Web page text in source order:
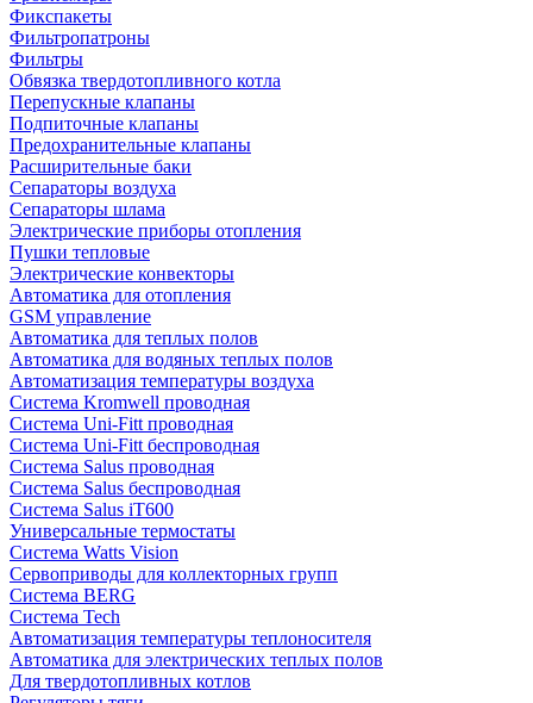
Фикспакеты
Фильтропатроны
Фильтры
Обвязка твердотопливного котла
Перепускные клапаны
Подпиточные клапаны
Предохранительные клапаны
Расширительные баки
Сепараторы воздуха
Сепараторы шлама
Электрические приборы отопления
Пушки тепловые
Электрические конвекторы
Автоматика для отопления
GSM управление
Автоматика для теплых полов
Автоматика для водяных теплых полов
Автоматизация температуры воздуха
Система Kromwell проводная
Система Uni-Fitt проводная
Система Uni-Fitt беспроводная
Система Salus проводная
Система Salus беспроводная
Система Salus iT600
Универсальные термостаты
Система Watts Vision
Сервоприводы для коллекторных групп
Система BERG
Система Tech
Автоматизация температуры теплоносителя
Автоматика для электрических теплых полов
Для твердотопливных котлов